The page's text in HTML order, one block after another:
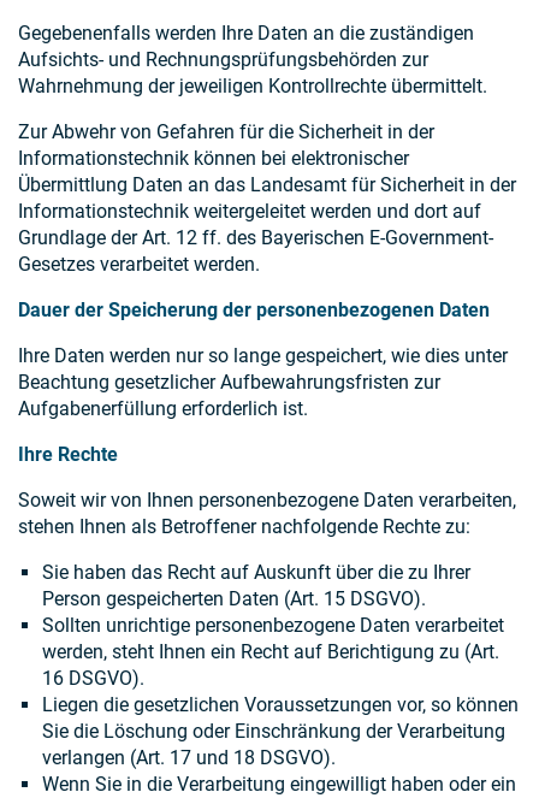
Gegebenenfalls werden Ihre Daten an die zuständigen
Aufsichts- und Rechnungsprüfungsbehörden zur
Wahrnehmung der jeweiligen Kontrollrechte übermittelt.
Zur Abwehr von Gefahren für die Sicherheit in der
Informationstechnik können bei elektronischer
Übermittlung Daten an das Landesamt für Sicherheit in der
Informationstechnik weitergeleitet werden und dort auf
Grundlage der Art. 12 ff. des Bayerischen E-Government-
Gesetzes verarbeitet werden.
Dauer der Speicherung der personenbezogenen Daten
Ihre Daten werden nur so lange gespeichert, wie dies unter
Beachtung gesetzlicher Aufbewahrungsfristen zur
Aufgabenerfüllung erforderlich ist.
Ihre Rechte
Soweit wir von Ihnen personenbezogene Daten verarbeiten,
stehen Ihnen als Betroffener nachfolgende Rechte zu:
Sie haben das Recht auf Auskunft über die zu Ihrer
Person gespeicherten Daten (Art. 15 DSGVO).
Sollten unrichtige personenbezogene Daten verarbeitet
werden, steht Ihnen ein Recht auf Berichtigung zu (Art.
16 DSGVO).
Liegen die gesetzlichen Voraussetzungen vor, so können
Sie die Löschung oder Einschränkung der Verarbeitung
verlangen (Art. 17 und 18 DSGVO).
Wenn Sie in die Verarbeitung eingewilligt haben oder ein